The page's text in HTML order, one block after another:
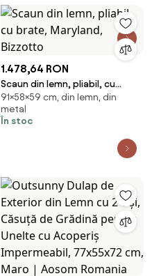
1.478,64 RON
Scaun din lemn, pliabil, cu
brate, Maryland, Bizzotto
91×58×59 cm, din lemn, din
metal
În stoc